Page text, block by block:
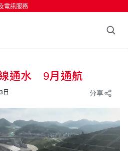
電訊服務
通水 9月通航
日 分享